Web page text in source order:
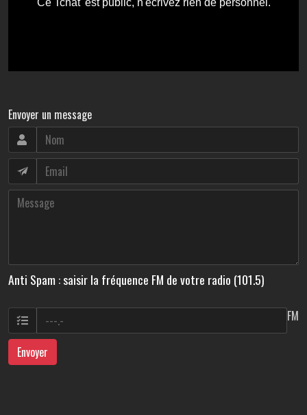
Envoyer un message
Anti Spam : saisir la fréquence FM de votre radio (101.5)
FM
Envoyer